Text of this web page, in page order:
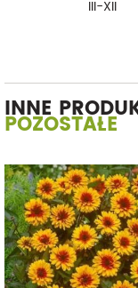
III-XII
INNE
POZOSTAŁE